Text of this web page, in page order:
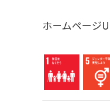
ホームページ